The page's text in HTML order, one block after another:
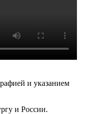
и указанием
и России.